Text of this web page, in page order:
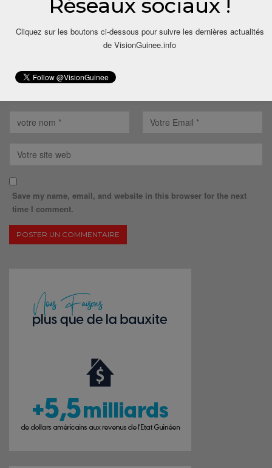
Save my name, email, and website in this browser for the next
time I comment.
Réseaux sociaux !
Cliquez sur les boutons ci-dessous pour suivre les dernières actualités
de VisionGuinee.info